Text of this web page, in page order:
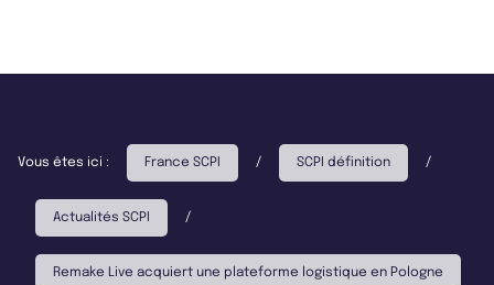
Vous êtes ici : France SCPI / SCPI définition /
Actualités SCPI /
Remake Live acquiert une plateforme logistique en Pologne